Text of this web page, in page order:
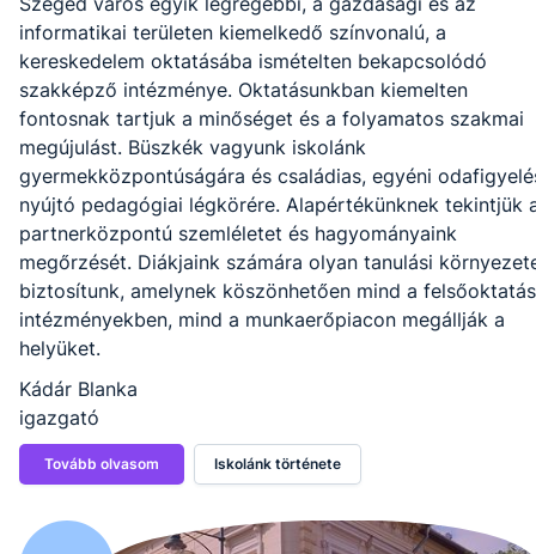
informatikai területen kiemelkedő színvonalú, a
kereskedelem oktatásába ismételten bekapcsolódó
szakképző intézménye. Oktatásunkban kiemelten
fontosnak tartjuk a minőséget és a folyamatos szakmai
megújulást. Büszkék vagyunk iskolánk
gyermekközpontúságára és családias, egyéni
nyújtó pedagógiai légkörére. Alapértékünknek tekintjük
partnerközpontú szemléletet és hagyományaink
megőrzését. Diákjaink számára olyan tanulási
biztosítunk, amelynek köszönhetően mind a
intézményekben, mind a munkaerőpiacon megállják a
helyüket.
Kádár Blanka
igazgató
Tovább olvasom Iskolánk története